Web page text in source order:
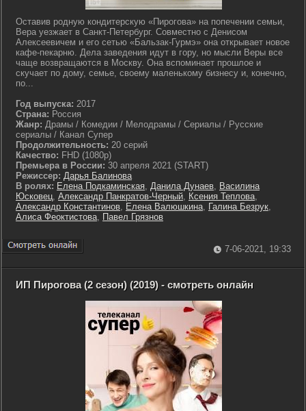
Оставив родную кондитерскую «Пирогова» на попечении семьи,
Вера уезжает в Санкт-Петербург. Совместно с Денисом
Алексеевичем и его сетью «Бальзак-Гурмэ» она открывает новое
кафе-пекарню. Дела заведения идут в гору, но мысли Веры все
чаще возвращаются в Москву. Она вспоминает прошлое и
скучает по дому, семье, своему маленькому бизнесу и, конечно,
по...
Год выпуска: 2017
Страна: Россия
Жанр: Драмы / Комедии / Мелодрамы / Сериалы / Русские
сериалы / Канал Супер
Продолжительность: 20 серий
Качество: FHD (1080p)
Премьера в России: 30 апреля 2021 (START)
Режиссер: Дарья Балинова
В ролях: Елена Подкаминская, Данила Дунаев, Василина
Юсковец, Александр Панкратов-Черный, Ксения Теплова,
Александр Константинов, Елена Валюшкина, Галина Безрук,
Алиса Феоктистова, Павел Грязнов
7-06-2021, 19:33
ИП Пирогова (2 сезон) (2019) - смотреть онлайн